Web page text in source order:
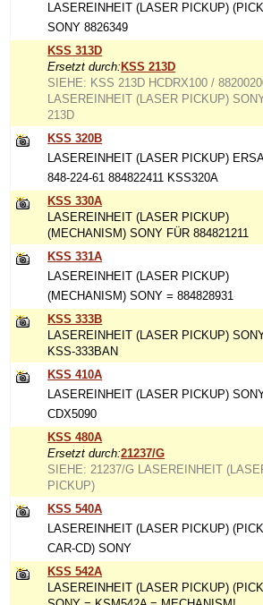
LASEREINHEIT (LASER PICKUP)
SONY 8826349
KSS 313D
Ersetzt durch: KSS 213D
SIEHE: KSS 213D HCDRX100 /
LASEREINHEIT (LASER PICKUP)
213D
KSS 320B
LASEREINHEIT (LASER PICKUP)
848-224-61 884822411 KSS320A
KSS 330A
LASEREINHEIT (LASER PICKUP)
(MECHANISM) SONY FÜR 884821211
KSS 331A
LASEREINHEIT (LASER PICKUP)
(MECHANISM) SONY = 884828931
KSS 333B
LASEREINHEIT (LASER PICKUP)
KSS-333BAN
KSS 410A
LASEREINHEIT (LASER PICKUP)
CDX5090
KSS 480A
Ersetzt durch:21237/G
SIEHE: 21237/G LASEREINHEIT
PICKUP)
KSS 540A
LASEREINHEIT (LASER PICKUP)
CAR-CD) SONY
KSS 542A
LASEREINHEIT (LASER PICKUP)